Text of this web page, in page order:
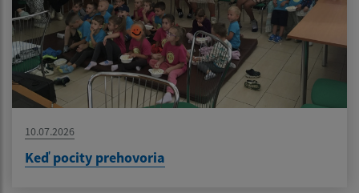
10.07.2026
Keď pocity prehovoria